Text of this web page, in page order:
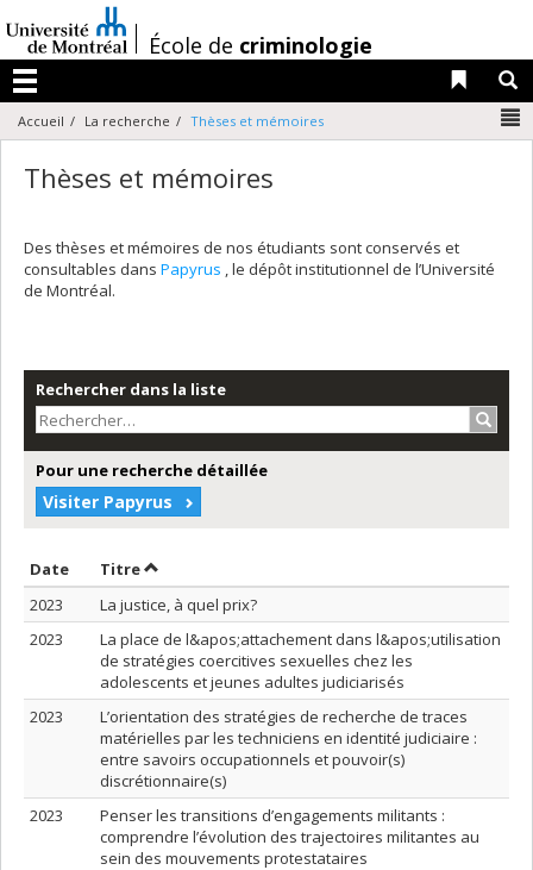
au
contenu
/École de criminologie
Menu
Liens
Accueil La recherche Thèses et mémoires
Thèses et mémoires
Des thèses et mémoires de nos étudiants sont conservés et
consultables dans Papyrus , le dépôt institutionnel de l’Université
de Montréal.
Rechercher dans la liste
Pour une recherche détaillée
Visiter Papyrus
Date Trier par date en ordre croissant
TitreTrier par titre en ordre croissant
2023
La justice, à quel prix?
2023
La place de l&apos;attachement dans l&apos;utilisation
de stratégies coercitives sexuelles chez les
adolescents et jeunes adultes judiciarisés
2023
L’orientation des stratégies de recherche de traces
matérielles par les techniciens en identité judiciaire :
entre savoirs occupationnels et pouvoir(s)
discrétionnaire(s)
2023
Penser les transitions d’engagements militants :
comprendre l’évolution des trajectoires militantes au
sein des mouvements protestataires